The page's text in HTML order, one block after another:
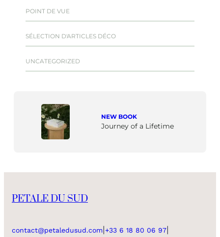
POINT DE VUE
SÉLECTION D'ARTICLES DÉCO
UNCATEGORIZED
NEW BOOK
Journey of a Lifetime
PETALE DU SUD
contact@petaledusud.com +33 6 18 80 06 97